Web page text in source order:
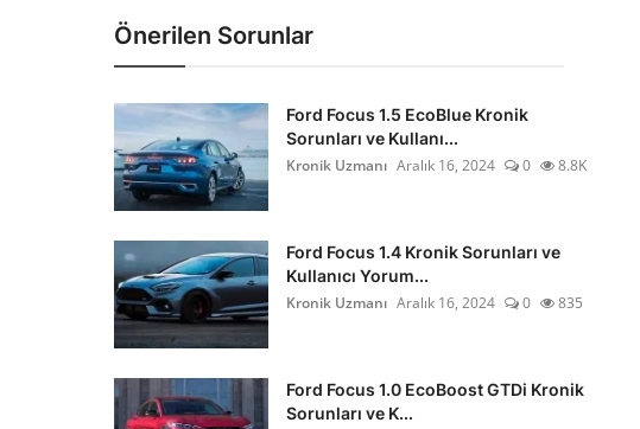
Önerilen Sorunlar
Ford Focus 1.5 EcoBlue Kronik
Sorunları ve Kullanı...
Kronik Uzmanı Aralık 16, 2024 0 8.8K
Ford Focus 1.4 Kronik Sorunları ve
Kullanıcı Yorum...
Kronik Uzmanı Aralık 16, 2024 0 835
Ford Focus 1.0 EcoBoost GTDi Kronik
Sorunları ve K...